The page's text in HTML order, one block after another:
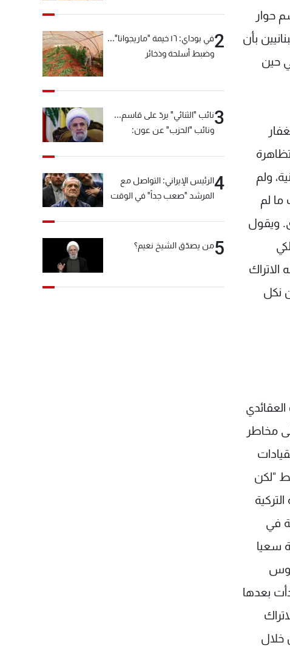
حوار
بأن
حين
1701، ونظموا لاحقا تظاهرة
ولم
ما لم
ويقول
الاتراك
نكل
مخاطر
"لكن
في
سعيا
بعدها
خلال
2
في بوداي: ١٦ خيمة "ماريجوانا"...
وضبط أسلحة وذخائر
3نائب "الثنائي" يردّ على قاسم...
ونائب "الحزب" عن عون:
4الرئيس الإيراني: التواصل مع
المرشد "صعب جداً" في الوقت
5من يصدّق الشيخ نعيم؟